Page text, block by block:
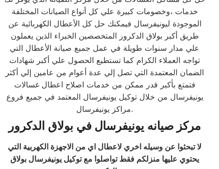
خدمات ،وخصومات كبيرة علي كل أنواع الصيانات المختلفة
الموجودة ليونيفرسال فيمكنك حل كل الأعطال الكهربائية عن
طريق أكبر بولاق الدكرور المتخصصين الخبراء الذين يعملون
علي مدار سنوات طويلة في عمل جميع صيانة الأعطال التي
تواجه العملاء الكرام كما تستطيع الحصول علي أكبر شهادات
الضمان المعتمدة التي تصل إلي عدة أعوام من عامين إلي أكثر
فتمتع بأكبر قدر ممكن من خدمات اصلاح اعطال غسالات
يونيفرسال من خلال توكيل يونيفرسال المعتمد في جميع فروع
مراكز يونيفرسال.
مركز صيانه يونيفرسال في بولاق الدكرور
لا تبحثوا عن وسيله اخري لاعطال اي من الاجهزة الكهربية التي
يحتوي عليها منزلكم فقط تواصلوا مع توكيل يونيفرسال بولاق